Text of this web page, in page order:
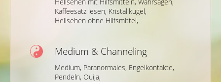
Kaffeesatz lesen, Kristallkugel,
Hellsehen ohne Hilfsmittel,
Medium & Channeling
Medium, Paranormales, Engelkontakte,
Pendeln, Ouija,